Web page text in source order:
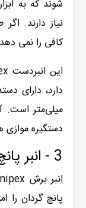
شوند که به
نیاز دارند.
کافی را نمی
میلی‌متر است.
دستگیره
3 - انبر پانچ گردان Knipex
پانچ گردان را